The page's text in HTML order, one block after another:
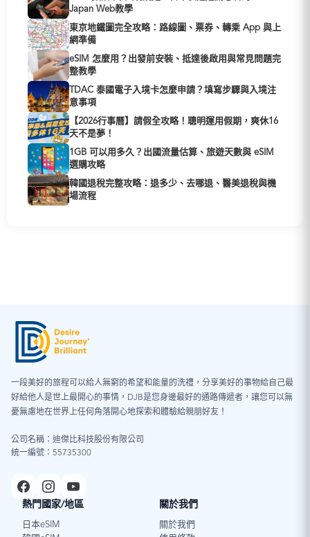
Japan Web教學
東京地鐵圖完全攻略：路線圖、票券、轉乘 App 與上
網準備
eSIM 怎麼用？出發前安裝、抵達後啟用與常見問題完
整教學
TDAC 泰國電子入境卡怎麼申請？填寫步驟與入境注
意事項
【2026行事曆】請假全攻略！聰明運用假期，爽休16
天不是夢！
1GB 可以用多久？出國流量估算、旅遊天數與 eSIM
選購攻略
韓國退稅完整攻略：退多少、去哪退、醫美退稅與機
場流程
一段美好的旅程可以給人無窮的希望和能量的洗禮，分享美好的事物給自己最
好給他人是世上最開心的事情，DJB是您身邊最好的通路傳遞者，讓您可以無
憂無慮地在世界上任何角落開心地探索和體驗給親朋好友！
公司名稱：迪傑比科技股份有限公司
統一編號：55735300
熱門國家/地區
日本eSIM
關於我們
關於我們